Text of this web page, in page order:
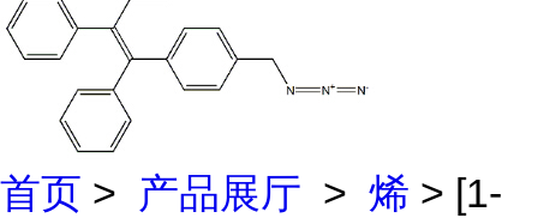
首页 > 产品展厅 > 烯 > [1-